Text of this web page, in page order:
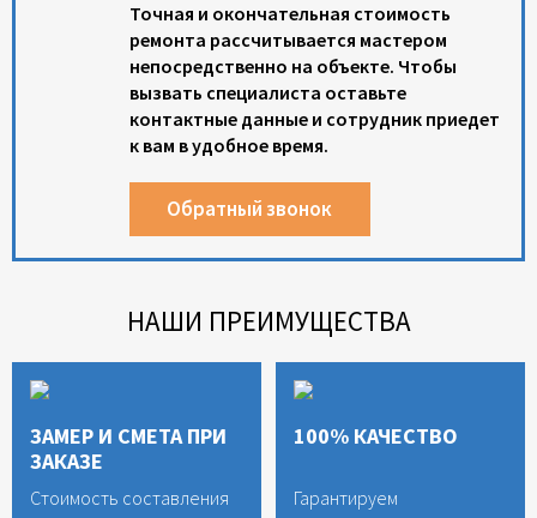
Точная и окончательная стоимость
ремонта рассчитывается мастером
непосредственно на объекте. Чтобы
вызвать специалиста оставьте
контактные данные и сотрудник приедет
к вам в удобное время.
Обратный звонок
НАШИ ПРЕИМУЩЕСТВА
ЗАМЕР И СМЕТА ПРИ
ЗАКАЗЕ
Стоимость составления
100% КАЧЕСТВО
Гарантируем